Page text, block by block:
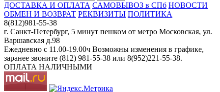
ДОСТАВКА И ОПЛАТА САМОВЫВОЗ в СПб НОВОСТИ
ОБМЕН И ВОЗВРАТ РЕКВИЗИТЫ ПОЛИТИКА
8(812)981-55-38
г. Санкт-Петербург, 5 минут пешком от метро Московская, ул.
Варшавская д.98
Ежедневно c 11.00-19.00ч Возможны изменения в графике,
заранее звоните (812) 981-55-38 или 8(952)221-55-38.
ОПЛАТА НАЛИЧНЫМИ